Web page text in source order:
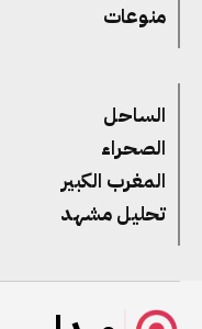
منوعات
الساحل
الصحراء
المغرب الكبير
تحليل مشهد